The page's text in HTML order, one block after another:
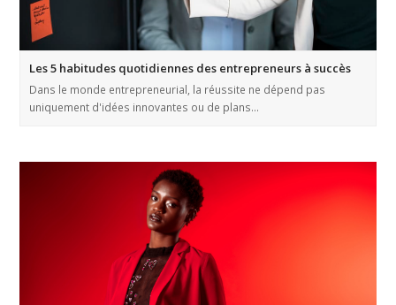
Les 5 habitudes quotidiennes des entrepreneurs à succès
Dans le monde entrepreneurial, la réussite ne dépend pas
uniquement d'idées innovantes ou de plans…